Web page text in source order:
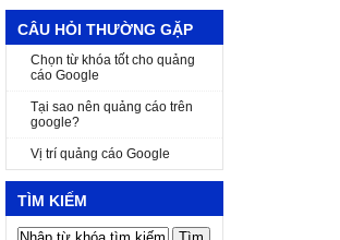
CÂU HỎI THƯỜNG GẶP
Chọn từ khóa tốt cho quảng
cáo Google
Tại sao nên quảng cáo trên
google?
Vị trí quảng cáo Google
TÌM KIẾM